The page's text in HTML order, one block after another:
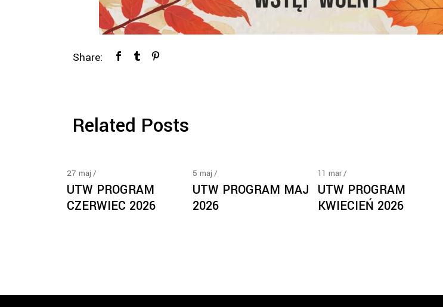
Share:
Related Posts
27 maj
UTW PROGRAM
CZERWIEC 2026
5 maj
UTW PROGRAM MAJ
2026
11 mar
UTW PROGRAM
KWIECIEŃ 2026